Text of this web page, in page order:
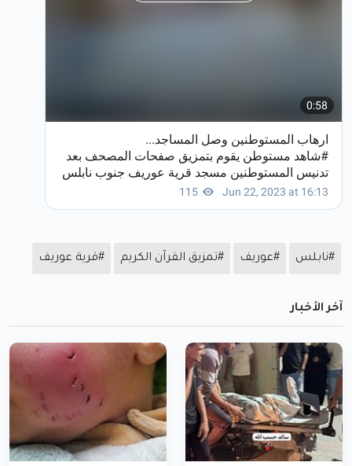
#نابلس #عوريف #تمزيق القرآن الكريم #قرية عوريف
آخر الأخبار